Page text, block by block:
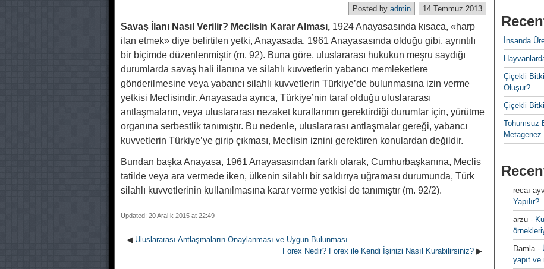
14 Temmuz 2013
Posted by admin
Savaş İlanı Nasıl Verilir? Meclisin Karar Alması, 1924 Anayasasında kısaca, «harp
ilan etmek» diye belirtilen yetki, Anayasada, 1961 Anayasasında olduğu gibi, ayrıntılı
bir biçimde düzenlenmiştir (m. 92). Buna göre, uluslararası hukukun meşru saydığı
durumlarda savaş hali ilanına ve silahlı kuvvetlerin yabancı memleketlere
gönderilmesine veya yabancı silahlı kuvvetlerin Türkiye’de bulunmasına izin verme
yetkisi Meclisindir. Anayasada ayrıca, Türkiye’nin taraf olduğu uluslararası
antlaşmaların, veya uluslararası nezaket kurallarının gerektirdiği durumlar için, yürütme
organına serbestlik tanımıştır. Bu nedenle, uluslararası antlaşmalar gereği, yabancı
kuvvetlerin Türkiye’ye girip çıkması, Meclisin iznini gerektiren konulardan değildir.
Bundan başka Anayasa, 1961 Anayasasından farklı olarak, Cumhurbaşkanına, Meclis
tatilde veya ara vermede iken, ülkenin silahlı bir saldırıya uğraması durumunda, Türk
silahlı kuvvetlerinin kullanılmasına karar verme yetkisi de tanımıştır (m. 92/2).
Updated: 20 Aralık 2015 at 22:49
◀ Uluslararası Antlaşmaların Onaylanması ve Uygun Bulunması
Forex Nedir? Forex ile Kendi İşinizi Nasıl Kurabilirsiniz? ▶
İnsanda
Çiçekli
Oluşur?
Çiçekli
Tohumsuz
Metagenez
recaı
Yapılır?
arzu -
Damla-
yapıt